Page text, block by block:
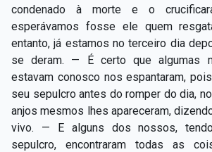
condenado à morte e o
esperávamos fosse ele quem
entanto, já estamos no terceiro dia
se deram. — É certo que algumas
estavam conosco nos espantaram,
seu sepulcro antes do romper do dia,
anjos mesmos lhes apareceram,
vivo. — E alguns dos nossos,
sepulcro, encontraram todas as